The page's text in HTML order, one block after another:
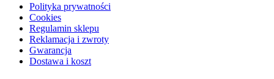
Polityka prywatności
Cookies
Regulamin sklepu
Reklamacja i zwroty
Gwarancja
Dostawa i koszt